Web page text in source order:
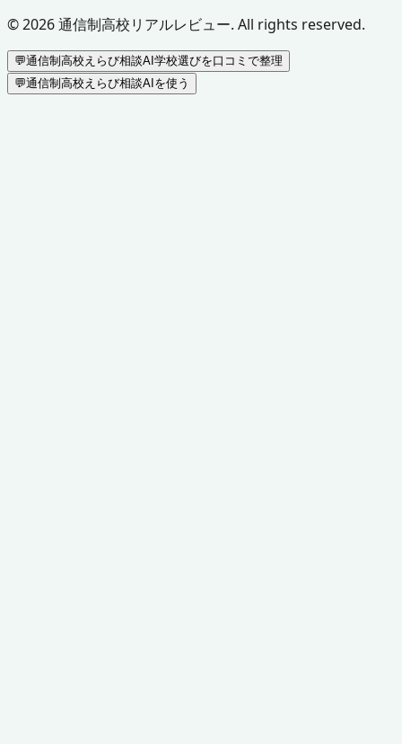
©2026通信制高校リアルレビュー. All rights reserved.
💬通信制高校えらび相談AI学校選びを口コミで整理
💬通信制高校えらび相談AIを使う